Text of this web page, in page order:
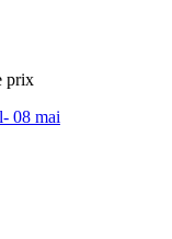
prix